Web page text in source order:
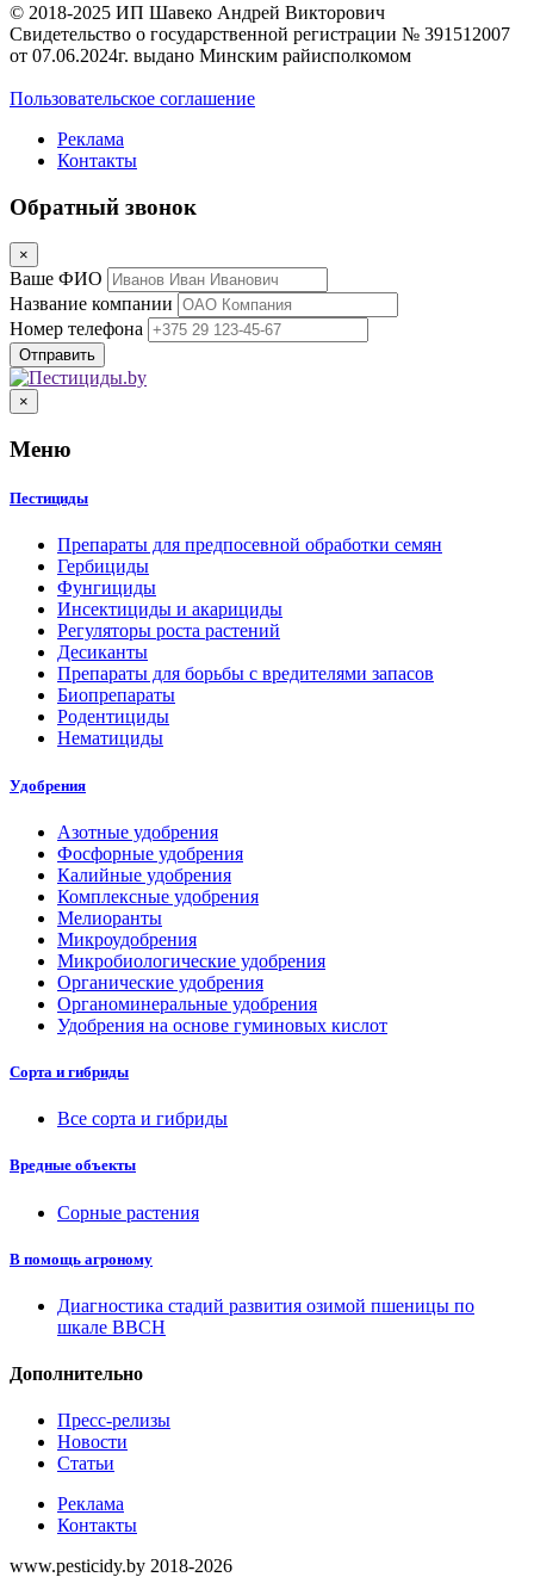
© 2018-2025 ИП Шавеко Андрей Викторович
Свидетельство о государственной регистрации № 391512007
от 07.06.2024г. выдано Минским райисполкомом
Пользовательское соглашение
Реклама
Контакты
Обратный звонок
×
Ваше ФИО
Название компании
Номер телефона
×
Меню
Пестициды
Препараты для предпосевной обработки семян
Гербициды
Фунгициды
Инсектициды и акарициды
Регуляторы роста растений
Десиканты
Препараты для борьбы с вредителями запасов
Биопрепараты
Родентициды
Нематициды
Удобрения
Азотные удобрения
Фосфорные удобрения
Калийные удобрения
Комплексные удобрения
Мелиоранты
Микроудобрения
Микробиологические удобрения
Органические удобрения
Органоминеральные удобрения
Удобрения на основе гуминовых кислот
Сорта и гибриды
Все сорта и гибриды
Вредные объекты
Сорные растения
В помощь агроному
Диагностика стадий развития озимой пшеницы по
шкале ВВСН
Дополнительно
Пресс-релизы
Новости
Статьи
Реклама
Контакты
www.pesticidy.by 2018-2026